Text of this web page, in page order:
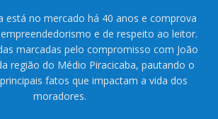
está no mercado há 40 anos e comprova
e de respeito ao leitor.
marcadas pelo compromisso com João
região do Médio Piracicaba, pautando o
fatos que impactam a vida dos
moradores.